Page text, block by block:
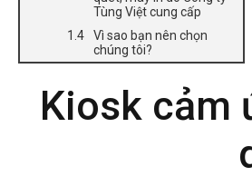
Tùng Việt cung cấp
Vì sao bạn nên chọn
chúng tôi?
Kiosk cảm